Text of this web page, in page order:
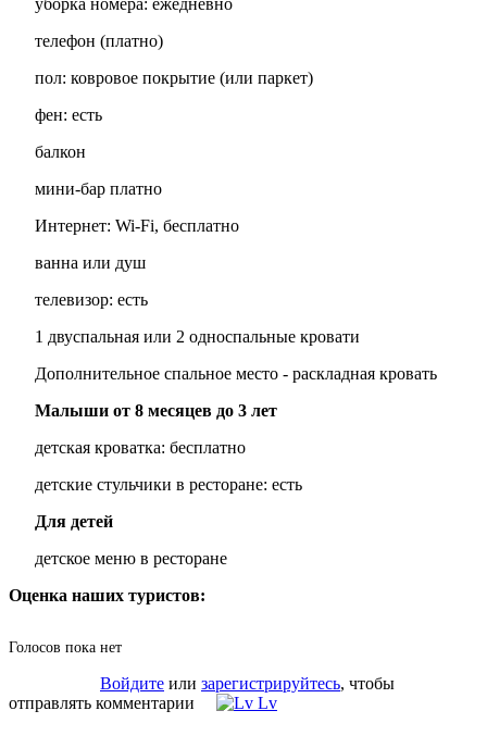
уборка номера: ежедневно
телефон (платно)
пол: ковровое покрытие (или паркет)
фен: есть
балкон
мини-бар платно
Интернет: Wi-Fi, бесплатно
ванна или душ
телевизор: есть
1 двуспальная или 2 односпальные кровати
Дополнительное спальное место - раскладная кровать
Малыши от 8 месяцев до 3 лет
детская кроватка: бесплатно
детские стульчики в ресторане: есть
Для детей
детское меню в ресторане
Оценка наших туристов:
Голосов пока нет
Войдите или зарегистрируйтесь, чтобы
отправлять комментарии
Lv